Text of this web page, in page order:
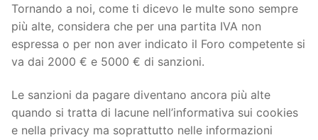
Tornando a noi, come ti dicevo le multe sono sempre
più alte, considera che per una partita IVA non
espressa o per non aver indicato il Foro competente si
va dai 2000 € e 5000 € di sanzioni.
Le sanzioni da pagare diventano ancora più alte
quando si tratta di lacune nell’informativa sui cookies
e nella privacy ma soprattutto nelle informazioni